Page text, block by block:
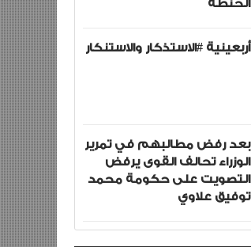
أربعينية #الاستذكار والاستنكار
بعد رفض مطالبهم في تمرير
الوزراء تحالف القوى يرفض
التصويت على حكومة محمد
توفيق علاوي